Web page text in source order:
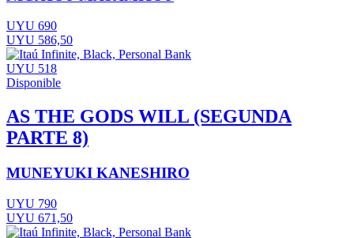
UYU 690
UYU 586,50
UYU 518
Disponible
AS THE GODS WILL (SEGUNDA
PARTE 8)
MUNEYUKI KANESHIRO
UYU 790
UYU 671,50